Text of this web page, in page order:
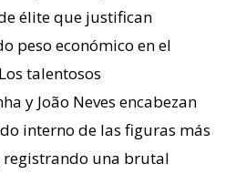
élite que justifican
peso económico en el
talentosos
y João Neves encabezan
interno de las figuras más
registrando una brutal